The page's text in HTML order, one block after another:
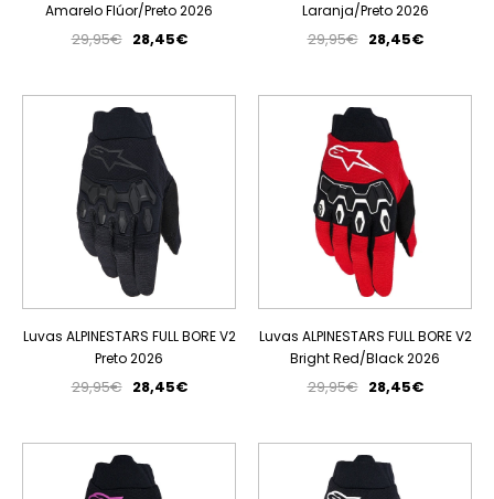
Amarelo Flúor/Preto 2026
29,95€ 28,45€
Laranja/Preto 2026
29,95€ 28,45€
Luvas ALPINESTARS FULL BORE V2
Preto 2026
29,95€ 28,45€
Luvas ALPINESTARS FULL BORE V2
Bright Red/Black 2026
29,95€ 28,45€